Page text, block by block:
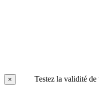
× Testez la validité de